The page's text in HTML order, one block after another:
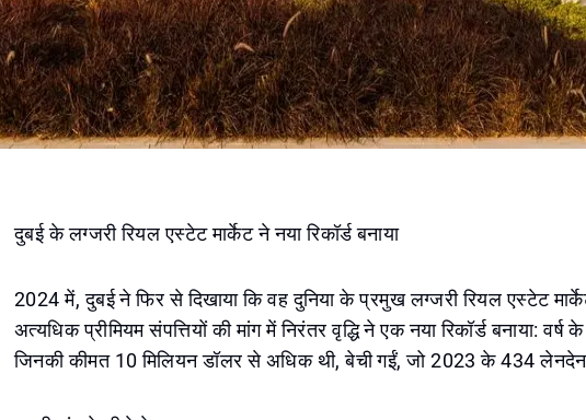
दुबई के लग्जरी रियल एस्टेट मार्केट ने नया रिकॉर्ड बनाया
2024 में, दुबई ने फिर से दिखाया कि वह दुनिया के प्रमुख लग्जरी रियल एस्टेट
अत्यधिक प्रीमियम संपत्तियों की मांग में निरंतर वृद्धि ने एक नया रिकॉर्ड बनाया: वर्ष
जिनकी कीमत 10 मिलियन डॉलर से अधिक थी, बेची गईं, जो 2023 के 434